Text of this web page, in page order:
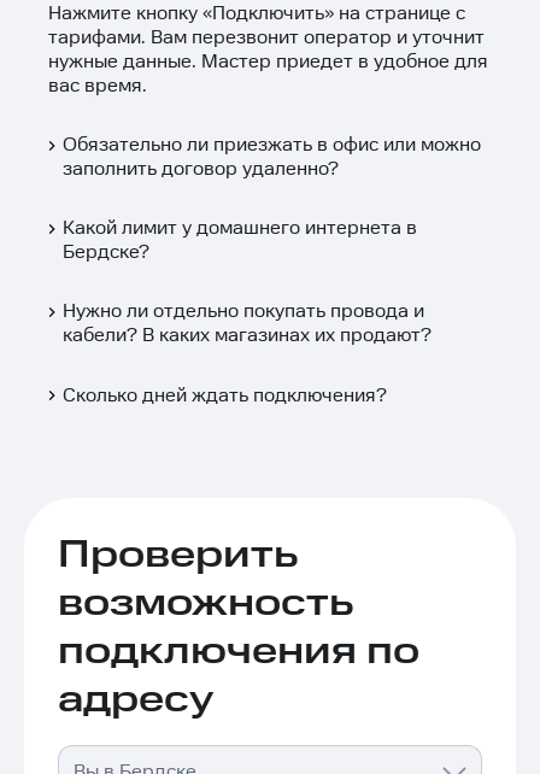
Нажмите кнопку «Подключить» на странице с
тарифами. Вам перезвонит оператор и уточнит
нужные данные. Мастер приедет в удобное для
вас время.
Обязательно ли приезжать в офис или можно
заполнить договор удаленно?
Какой лимит у домашнего интернета в
Бердске?
Нужно ли отдельно покупать провода и
кабели? В каких магазинах их продают?
Сколько дней ждать подключения?
Проверить
возможность
подключения по
адресу